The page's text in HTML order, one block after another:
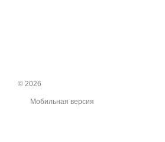
© 2026
Мобильная версия